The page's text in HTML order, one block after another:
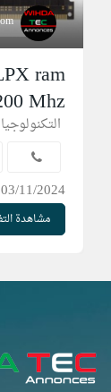
ram
Mhz
03/11/2024
مشاهدة